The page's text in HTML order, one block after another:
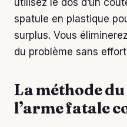
spatule en plastique
surplus. Vous
du problème sans
La méthode
l’arme fatale